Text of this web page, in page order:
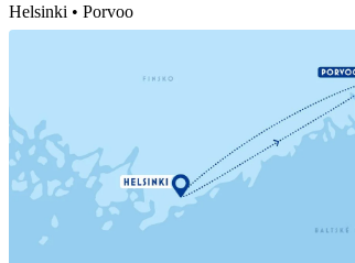
Helsinki • Porvoo